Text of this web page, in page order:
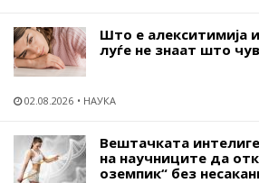
Што е алекситимија
луѓе не знаат што
02.08.2026 НАУКА
Вештачката
на научниците да
оземпик“ без